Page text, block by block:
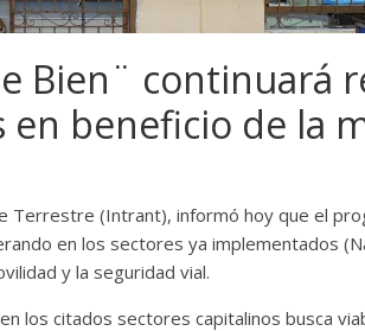
Bien¨ continuará
beneficio de la
Terrestre (Intrant), informó hoy que el
en los sectores ya implementados
y la seguridad vial.
los citados sectores capitalinos busca